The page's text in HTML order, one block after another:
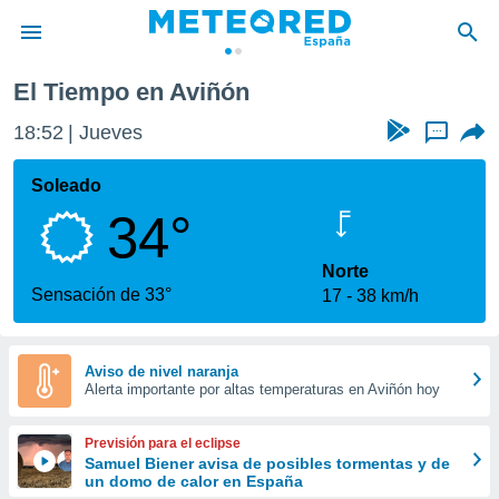
de
por
que se
calidad.
a este
las
y
forma
digital
basada
El Tiempo en Aviñón
18:52 Jueves ...
Soleado
34°
Sensación de 33°
Norte
17
38 km/h
Aviso de nivel naranja
Alerta importante por altas temperaturas en Aviñón hoy
Previsión para el eclipse
Samuel Biener avisa de posibles tormentas y de
un domo de calor en España